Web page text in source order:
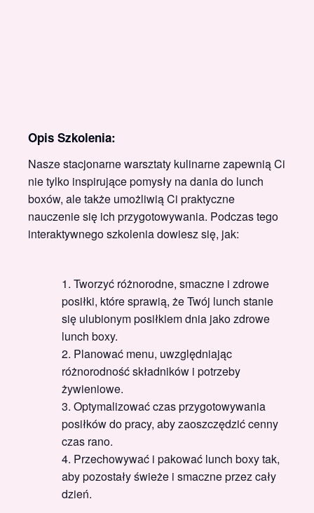
Opis Szkolenia:
Nasze stacjonarne warsztaty kulinarne zapewnią Ci
nie tylko inspirujące pomysły na dania do lunch
boxów, ale także umożliwią Ci praktyczne
nauczenie się ich przygotowywania. Podczas tego
interaktywnego szkolenia dowiesz się, jak:
Tworzyć różnorodne, smaczne i zdrowe
posiłki, które sprawią, że Twój lunch stanie
się ulubionym posiłkiem dnia jako zdrowe
lunch boxy.
Planować menu, uwzględniając
różnorodność składników i potrzeby
żywieniowe.
Optymalizować czas przygotowywania
posiłków do pracy, aby zaoszczędzić cenny
czas rano.
Przechowywać i pakować lunch boxy tak,
aby pozostały świeże i smaczne przez cały
dzień.